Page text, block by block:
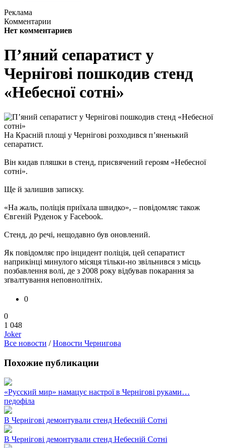
Реклама
Комментарии
Нет комментариев
П’яний сепаратист у
Чернігові пошкодив стенд
«Небесної сотні»
На Красній площі у Чернігові розходився п’яненький
сепаратист.
Він кидав пляшки в стенд, присвячений героям «Небесної
сотні».
Ще й залишив записку.
«На жаль, поліція приїхала швидко», – повідомляє також
Євгеній Руденок у Facebook.
Стенд, до речі, нещодавно був оновлений.
Як повідомляє про інцидент поліція, цей сепаратист
наприкінці минулого місяця тільки-но звільнився з місць
позбавлення волі, де з 2008 року відбував покарання за
зґвалтування неповнолітніх.
0
0
1 048
Joker
Все новости /Новости Чернигова
Похожие публикации
«Русский мир» намацує настрої в Чернігові руками…
педофіла
В Чернігові демонтували стенд Небесній Сотні
В Чернігові демонтували стенд Небесній Сотні